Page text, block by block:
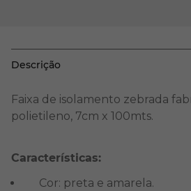
Descrição
Faixa de isolamento zebrada
polietileno, 7cm x 100mts.
Características:
Cor: preta e amarela.